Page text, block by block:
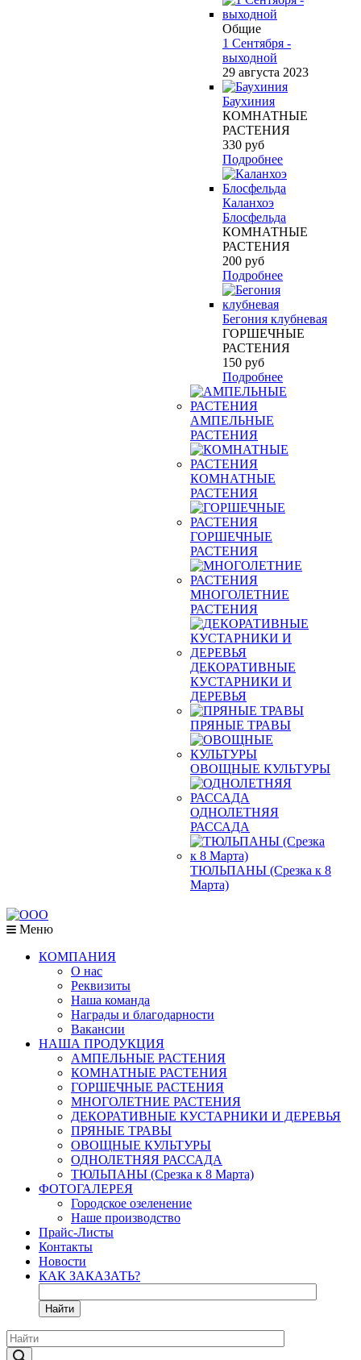
Общие
1 Сентября -
выходной
29 августа 2023
Баухиния
КОМНАТНЫЕ
РАСТЕНИЯ
330 руб
Подробнее
Каланхоэ
Блосфельда
КОМНАТНЫЕ
РАСТЕНИЯ
200 руб
Подробнее
Бегония клубневая
ГОРШЕЧНЫЕ
РАСТЕНИЯ
150 руб
Подробнее
АМПЕЛЬНЫЕ
РАСТЕНИЯ
КОМНАТНЫЕ
РАСТЕНИЯ
ГОРШЕЧНЫЕ
РАСТЕНИЯ
МНОГОЛЕТНИЕ
РАСТЕНИЯ
ДЕКОРАТИВНЫЕ
КУСТАРНИКИ И
ДЕРЕВЬЯ
ПРЯНЫЕ ТРАВЫ
ОВОЩНЫЕ КУЛЬТУРЫ
ОДНОЛЕТНЯЯ
РАССАДА
ТЮЛЬПАНЫ (Срезка к 8
Марта)
Меню
КОМПАНИЯ
О нас
Реквизиты
Наша команда
Награды и благодарности
Вакансии
НАША ПРОДУКЦИЯ
АМПЕЛЬНЫЕ РАСТЕНИЯ
КОМНАТНЫЕ РАСТЕНИЯ
ГОРШЕЧНЫЕ РАСТЕНИЯ
МНОГОЛЕТНИЕ РАСТЕНИЯ
ДЕКОРАТИВНЫЕ КУСТАРНИКИ И ДЕРЕВЬЯ
ПРЯНЫЕ ТРАВЫ
ОВОЩНЫЕ КУЛЬТУРЫ
ОДНОЛЕТНЯЯ РАССАДА
ТЮЛЬПАНЫ (Срезка к 8 Марта)
ФОТОГАЛЕРЕЯ
Городское озеленение
Наше производство
Прайс-Листы
Контакты
Новости
КАК ЗАКАЗАТЬ?
Найти